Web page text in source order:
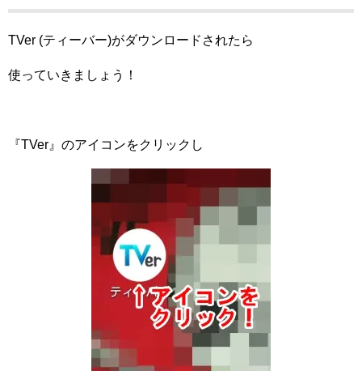
TVer (ティーバー)がダウンロードされたら
使っていきましょう！
『TVer』のアイコンをクリックし